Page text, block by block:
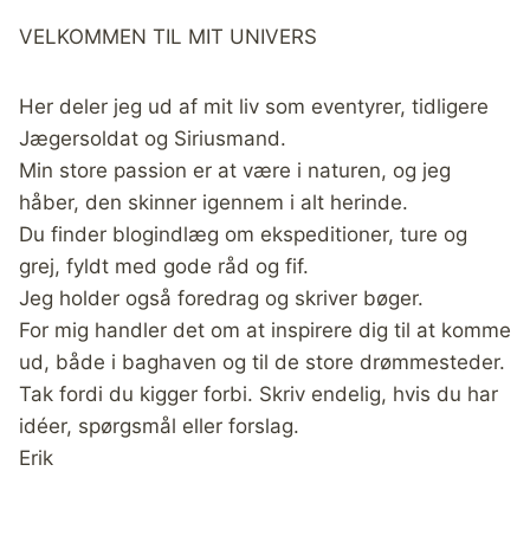
VELKOMMEN TIL MIT UNIVERS
Her deler jeg ud af mit liv som eventyrer, tidligere
Jægersoldat og Siriusmand.
Min store passion er at være i naturen, og jeg
håber, den skinner igennem i alt herinde.
Du finder blogindlæg om ekspeditioner, ture og
grej, fyldt med gode råd og fif.
Jeg holder også foredrag og skriver bøger.
For mig handler det om at inspirere dig til at komme
ud, både i baghaven og til de store drømmesteder.
Tak fordi du kigger forbi. Skriv endelig, hvis du har
idéer, spørgsmål eller forslag.
Erik